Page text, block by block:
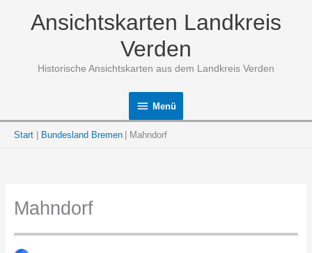
Ansichtskarten Landkreis
Verden
Historische Ansichtskarten aus dem Landkreis Verden
Menü
Menü
Start Bundesland Bremen Mahndorf
Mahndorf